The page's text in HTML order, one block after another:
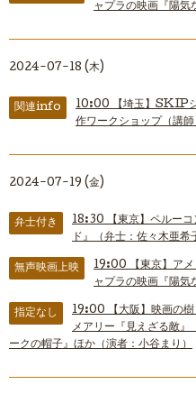
ャプラの映画『陽気
2024-07-18 (木)
関連info 10:00
【埼玉】SKIP
作ワークショップ（講師
2024-07-19 (金)
弁士付き 18:30
【東京】ペルー
ド』（弁士：佐々木亜希
無声映画上映 19:00
【東京】ア
ャプラの映画『陽気
指定なし 19:00
【大阪】映画の
メアリー『見えざる敵』
ークの帽子』ほか（演者：小谷まり）